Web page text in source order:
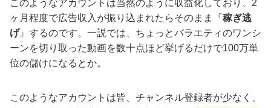
このようなアカウントは当然のように収益化しており、2
ヶ月程度で広告収入が振り込まれたらそのまま『稼ぎ逃
げ』するのです。一説では、ちょっとバラエティのワンシ
ーンを切り取った動画を数十点ほど挙げるだけで100万単
位の儲けになるとか。
このようなアカウントは皆、チャンネル登録者が少なく、